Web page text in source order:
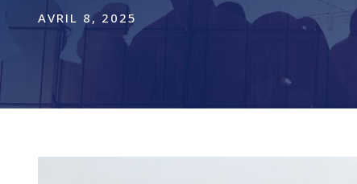
AVRIL 8, 2025